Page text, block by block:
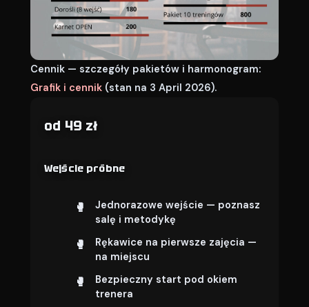
Cennik — szczegóły pakietów i harmonogram:
Grafik i cennik (stan na 3 April 2026).
od 49 zł
Wejście próbne
Jednorazowe wejście — poznasz
salę i metodykę
Rękawice na pierwsze zajęcia —
na miejscu
Bezpieczny start pod okiem
trenera